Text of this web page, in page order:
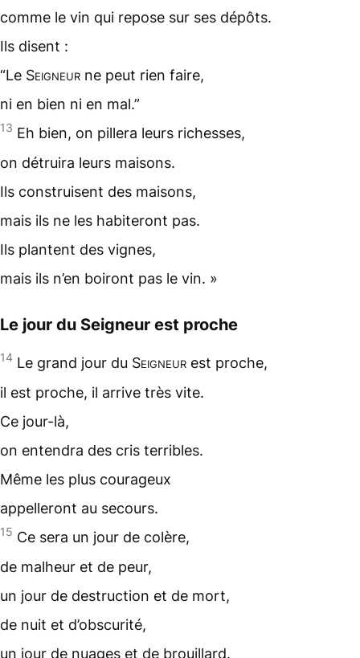
comme le vin qui repose sur ses dépôts.
Ils disent :
“Le Seigneur ne peut rien faire,
ni en bien ni en mal.”
13 Eh bien, on pillera leurs richesses,
on détruira leurs maisons.
Ils construisent des maisons,
mais ils ne les habiteront pas.
Ils plantent des vignes,
mais ils n’en boiront pas le vin. »
Le jour du Seigneur est proche
14 Le grand jour du Seigneur est proche,
il est proche, il arrive très vite.
Ce jour-là,
on entendra des cris terribles.
Même les plus courageux
appelleront au secours.
15 Ce sera un jour de colère,
de malheur et de peur,
un jour de destruction et de mort,
de nuit et d’obscurité,
un jour de nuages et de brouillard.